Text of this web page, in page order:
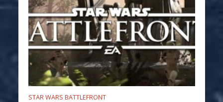
STAR WARS BATTLEFRONT